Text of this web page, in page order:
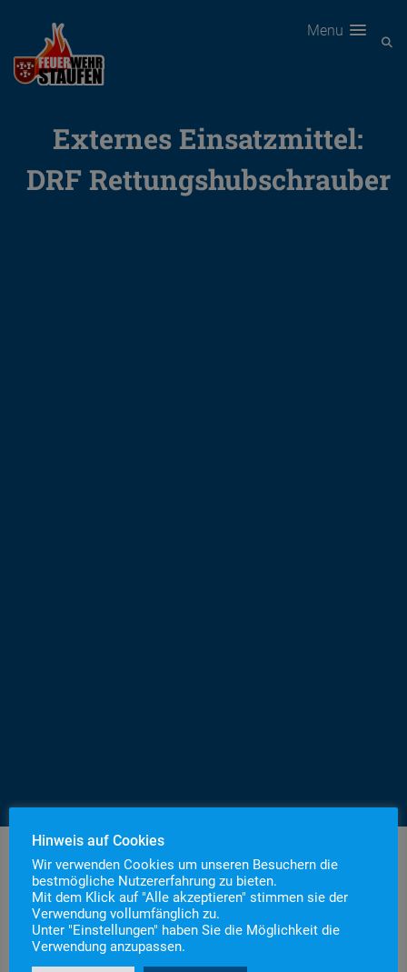
Menu
Externes Einsatzmittel:
DRF Rettungshubschrauber
Hinweis auf Cookies
Wir verwenden Cookies um unseren Besuchern die
bestmögliche Nutzererfahrung zu bieten.
Mit dem Klick auf "Alle akzeptieren" stimmen sie der
Verwendung vollumfänglich zu.
Unter "Einstellungen" haben Sie die Möglichkeit die
Verwendung anzupassen.